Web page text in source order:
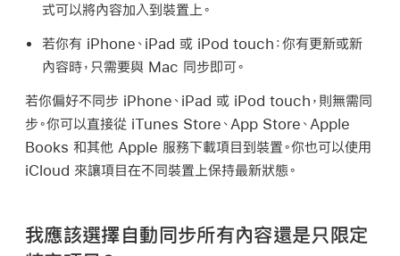
式可以將內容加入到裝置上。
若你有 iPhone、iPad 或 iPod touch：你有更新或新
內容時，只需要與 Mac 同步即可。
若你偏好不同步 iPhone、iPad 或 iPod touch，則無需同
步。你可以直接從 iTunes Store、App Store、Apple
Books 和其他 Apple 服務下載項目到裝置。你也可以使用
iCloud 來讓項目在不同裝置上保持最新狀態。
我應該選擇自動同步所有內容還是只限定